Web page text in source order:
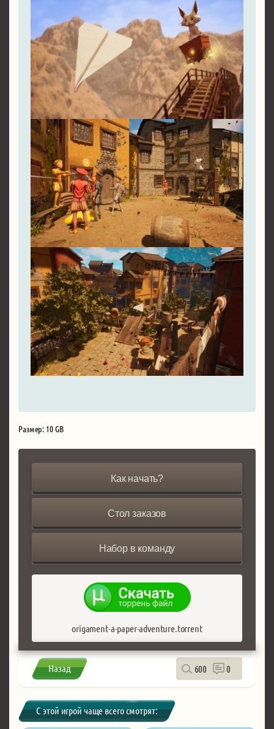
Размер: 10 GB
Как начать?
Стол заказов
Набор в команду
origament-a-paper-adventure.torrent
Назад 600 0
С этой игрой чаще всего смотрят: